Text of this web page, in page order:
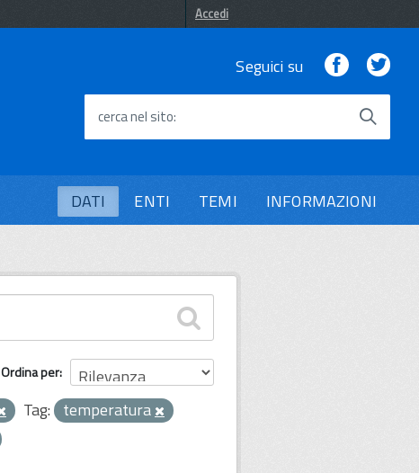
Accedi
Seguici su Facebook
cerca nel sito
DATI ENTI TEMI INFORMAZIONI
Ordina per
Tag: temperatura